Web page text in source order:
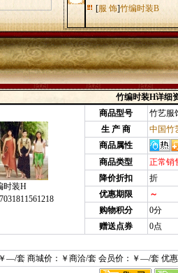
[服 饰]竹编时装B
竹编时装H详细
时装H
商品型号
竹艺服
生 产 商
中国竹
商品属性
商品类型
正常销
降价折扣
折
优惠期限
～
购物积分
0分
赠送点券
0点
—/套 商城价：￥商洽/套 会员价：￥—/套 优